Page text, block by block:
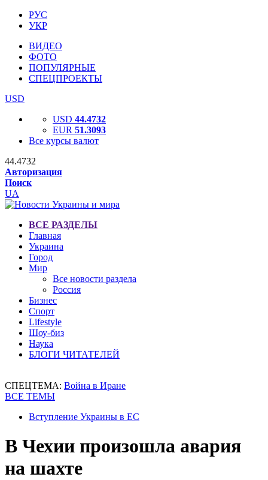
РУС
УКР
ВИДЕО
ФОТО
ПОПУЛЯРНЫЕ
СПЕЦПРОЕКТЫ
USD
USD 44.4732
EUR 51.3093
Все курсы валют
44.4732
Авторизация
Поиск
UA
ВСЕ РАЗДЕЛЫ
Главная
Украина
Город
Мир
Все новости раздела
Россия
Бизнес
Спорт
Lifestyle
Шоу-биз
Наука
БЛОГИ ЧИТАТЕЛЕЙ
СПЕЦТЕМА: Война в Иране
ВСЕ ТЕМЫ
Вступление Украины в ЕС
В Чехии произошла авария
на шахте